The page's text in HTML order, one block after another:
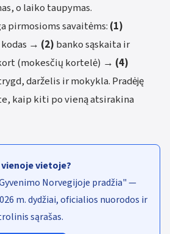
o laiko taupymas.
pirmosioms savaitėms: (1)
→ (2) banko sąskaita ir
(mokesčių kortelė) → (4)
darželis ir mokykla. Pradėję
kaip kiti po vieną atsirakina
vietoje?
Norvegijoje pradžia" —
m. dydžiai, oficialios nuorodos ir
sąrašas.